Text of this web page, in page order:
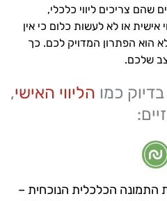
צריכים ליווי כלכלי,
אישית או לא לעשות כלום כי אין
הוא הפתרון המדויק לכם. כך
שלכם.
כמו הליווי האישי,
התמונה הכלכלית הנוכחית –